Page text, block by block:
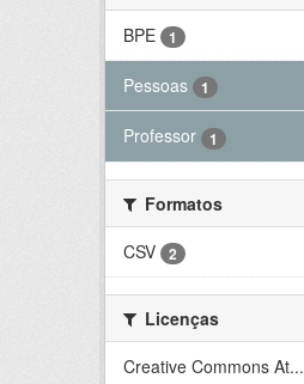
BPE
1
Pessoas 1
Professor 1
Formatos
CSV
2
Licenças
Creative Commons At...